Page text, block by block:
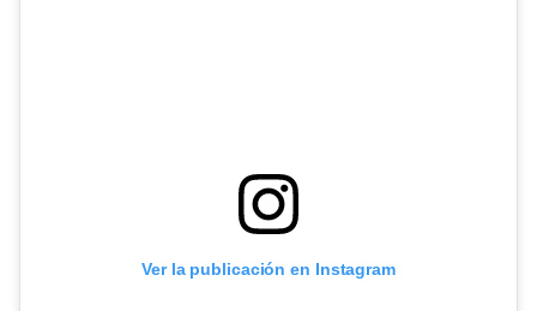
Ver la publicación en Instagram